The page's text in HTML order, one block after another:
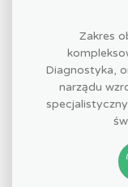
Zakres
Diagnostyka,
narządu